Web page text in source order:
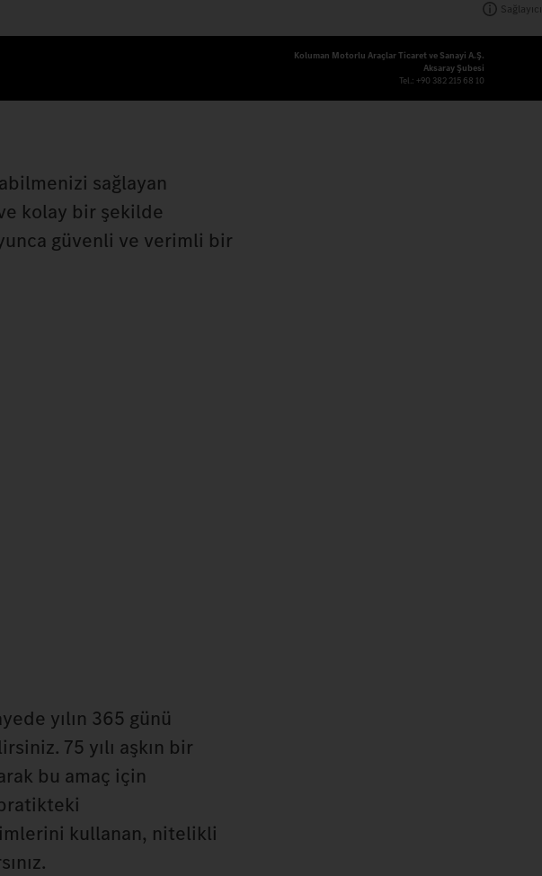
Sağlayıcı
Koluman Motorlu Araçlar Ticaret ve Sanayi A.Ş.
Aksaray Şubesi
Tel.: +90 382 215 68 10
sağlayan
kolay bir şekilde
güvenli ve verimli bir
yılın 365 günü
75 yılı aşkın bir
bu amaç için
kullanan, nitelikli